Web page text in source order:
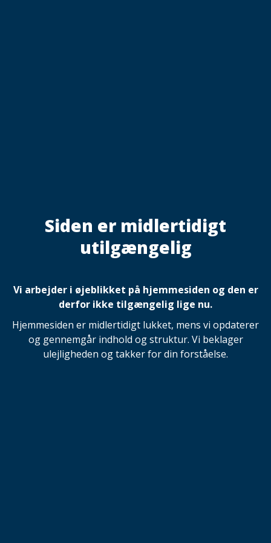
Siden er midlertidigt
utilgængelig
Vi arbejder i øjeblikket på hjemmesiden og den er
derfor ikke tilgængelig lige nu.
Hjemmesiden er midlertidigt lukket, mens vi opdaterer
og gennemgår indhold og struktur. Vi beklager
ulejligheden og takker for din forståelse.